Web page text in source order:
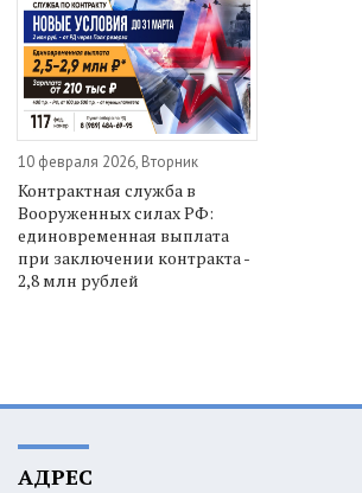
10 февраля 2026, Вторник
Контрактная служба в
Вооруженных силах РФ:
единовременная выплата
при заключении контракта -
2,8 млн рублей
АДРЕС